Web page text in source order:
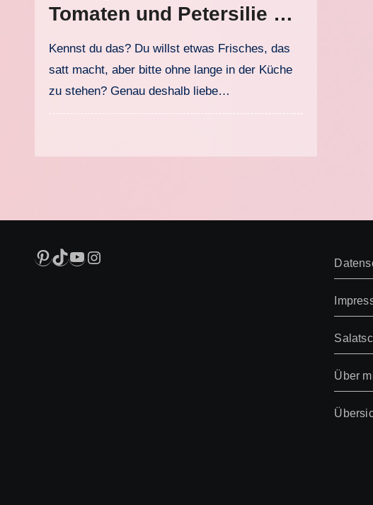
Tomaten und Petersilie –
frisch, sättigend und in 12
Minuten fertig
Kennst du das? Du willst etwas Frisches, das
satt macht, aber bitte ohne lange in der Küche
zu stehen? Genau deshalb liebe…
Pinterest
TikTok
YouTube
Instagram
Über